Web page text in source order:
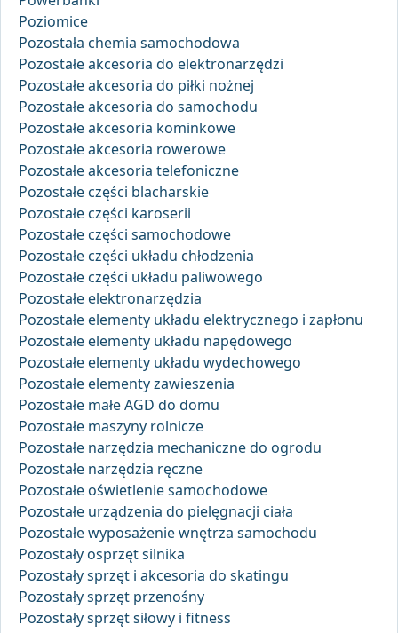
Poziomice
Pozostała chemia samochodowa
Pozostałe akcesoria do elektronarzędzi
Pozostałe akcesoria do piłki nożnej
Pozostałe akcesoria do samochodu
Pozostałe akcesoria kominkowe
Pozostałe akcesoria rowerowe
Pozostałe akcesoria telefoniczne
Pozostałe części blacharskie
Pozostałe części karoserii
Pozostałe części samochodowe
Pozostałe części układu chłodzenia
Pozostałe części układu paliwowego
Pozostałe elektronarzędzia
Pozostałe elementy układu elektrycznego i zapłonu
Pozostałe elementy układu napędowego
Pozostałe elementy układu wydechowego
Pozostałe elementy zawieszenia
Pozostałe małe AGD do domu
Pozostałe maszyny rolnicze
Pozostałe narzędzia mechaniczne do ogrodu
Pozostałe narzędzia ręczne
Pozostałe oświetlenie samochodowe
Pozostałe urządzenia do pielęgnacji ciała
Pozostałe wyposażenie wnętrza samochodu
Pozostały osprzęt silnika
Pozostały sprzęt i akcesoria do skatingu
Pozostały sprzęt przenośny
Pozostały sprzęt siłowy i fitness